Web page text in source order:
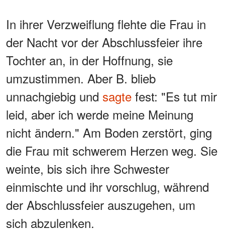
In ihrer Verzweiflung flehte die Frau in
der Nacht vor der Abschlussfeier ihre
Tochter an, in der Hoffnung, sie
umzustimmen. Aber B. blieb
unnachgiebig und sagte fest: "Es tut mir
leid, aber ich werde meine Meinung
nicht ändern." Am Boden zerstört, ging
die Frau mit schwerem Herzen weg. Sie
weinte, bis sich ihre Schwester
einmischte und ihr vorschlug, während
der Abschlussfeier auszugehen, um
sich abzulenken.